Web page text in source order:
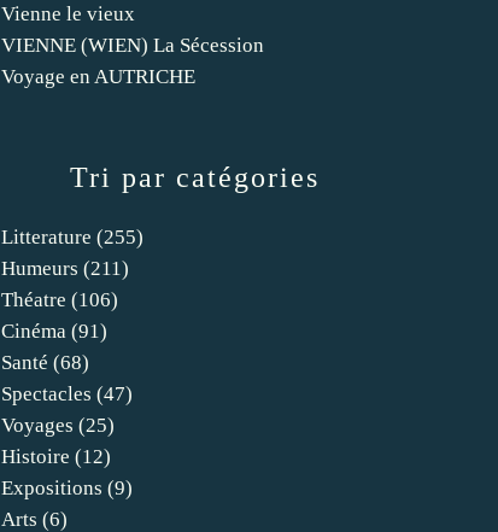
Tri par catégories
Litterature (255)
Humeurs (211)
Théatre (106)
Cinéma (91)
Santé (68)
Spectacles (47)
Voyages (25)
Histoire (12)
Expositions (9)
Arts (6)
Vienne le vieux
VIENNE (WIEN) La Sécession
Voyage en AUTRICHE